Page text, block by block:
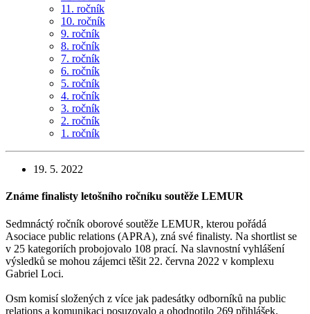
11. ročník
10. ročník
9. ročník
8. ročník
7. ročník
6. ročník
5. ročník
4. ročník
3. ročník
2. ročník
1. ročník
19. 5. 2022
Známe finalisty letošního ročníku soutěže LEMUR
Sedmnáctý ročník oborové soutěže LEMUR, kterou pořádá
Asociace public relations (APRA), zná své finalisty. Na shortlist se
v 25 kategoriích probojovalo 108 prací. Na slavnostní vyhlášení
výsledků se mohou zájemci těšit 22. června 2022 v komplexu
Gabriel Loci.
Osm komisí složených z více jak padesátky odborníků na public
relations a komunikaci posuzovalo a ohodnotilo 269 přihlášek.